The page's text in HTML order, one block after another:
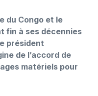
du Congo et le
fin à ses décennies
président
de l’accord de
matériels pour